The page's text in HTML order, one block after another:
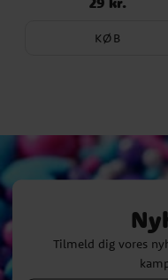
KØB
Tilmeld dig vores